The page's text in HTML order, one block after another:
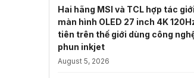
Hai hãng MSI và TCL hợp tác
màn hình OLED 27 inch 4K
tiên trên thế giới dùng công
phun inkjet
August 5, 2026